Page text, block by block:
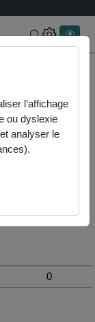
Rechercher
la vidéo
Vue du mois
0
l’affichage
ou dyslexie
analyser le